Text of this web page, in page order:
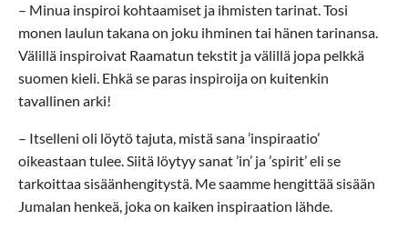
– Minua inspiroi kohtaamiset ja ihmisten tarinat. Tosi
monen laulun takana on joku ihminen tai hänen tarinansa.
Välillä inspiroivat Raamatun tekstit ja välillä jopa pelkkä
suomen kieli. Ehkä se paras inspiroija on kuitenkin
tavallinen arki!
– Itselleni oli löytö tajuta, mistä sana ’inspiraatio’
oikeastaan tulee. Siitä löytyy sanat ’in’ ja ’spirit’ eli se
tarkoittaa sisäänhengitystä. Me saamme hengittää sisään
Jumalan henkeä, joka on kaiken inspiraation lähde.